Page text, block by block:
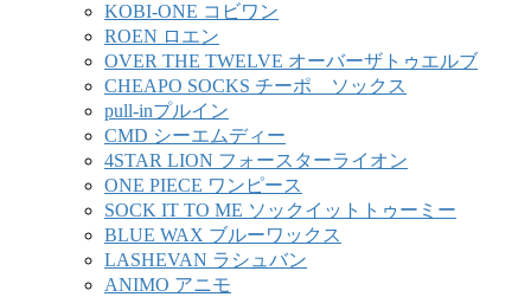
KOBI-ONE コビワン
ROEN ロエン
OVER THE TWELVE オーバーザトゥエルブ
CHEAPO SOCKS チーポ ソックス
pull-inプルイン
CMD シーエムディー
4STAR LION フォースターライオン
ONE PIECE ワンピース
SOCK IT TO ME ソックイットトゥーミー
BLUE WAX ブルーワックス
LASHEVAN ラシュバン
ANIMO アニモ